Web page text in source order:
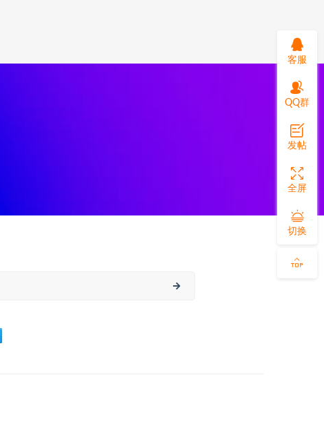
客服
QQ群
发帖
全屏
切换